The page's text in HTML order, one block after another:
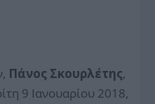
Πάνος Σκουρλέτης,
9 Ιανουαρίου 2018,